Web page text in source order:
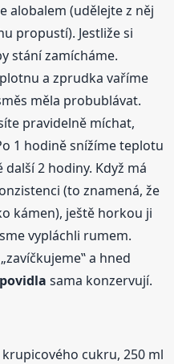
alobalem (udělejte z něj
propustí). Jestliže si
stání zamícháme.
a zprudka vaříme
měla probublávat.
pravidelně míchat,
1 hodině snížíme teplotu
2 hodiny. Když má
(to znamená, že
kámen), ještě horkou ji
vypláchli rumem.
a hned
povidla sama konzervují.
cukru, 250 ml